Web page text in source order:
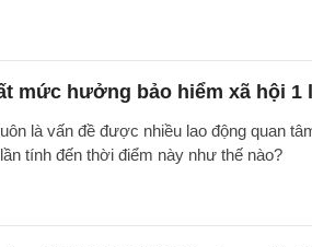
mức hưởng bảo hiểm xã hội 1
là vấn đề được nhiều lao động quan
tính đến thời điểm này như thế nào?